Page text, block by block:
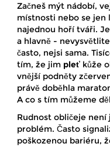
Začneš mýt nádobí,
místnosti nebo se jen
najednou hoří tváři.
a hlavně -
často, nejsi sama.
tím, že jim pleť kůže
vnější podněty
právě doběhla
A co s tím můžeme
Rudnost obličeje
problém. Často
poškozenou bariéru,